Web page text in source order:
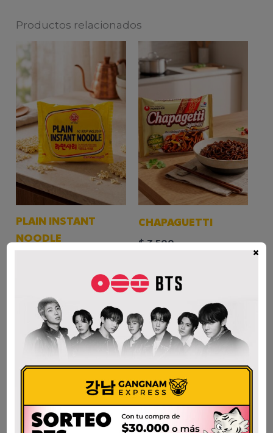
Productos relacionados
PLAIN INSTANT
NOODLE
AÑADIR AL CARRITO
CHAPAGUETTI
$3.500
×